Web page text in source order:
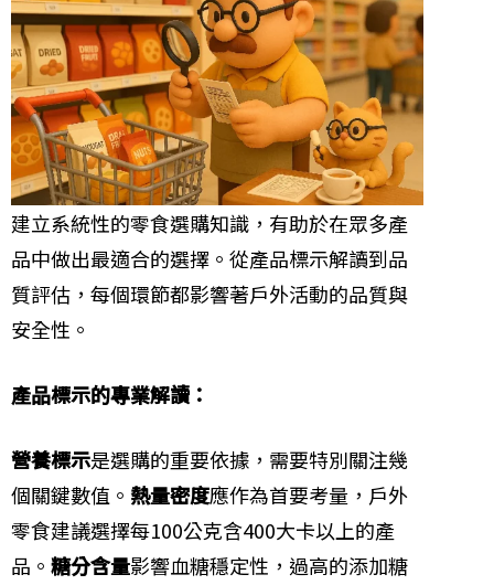
建立系統性的零食選購知識，有助於在眾多產
品中做出最適合的選擇。從產品標示解讀到品
質評估，每個環節都影響著戶外活動的品質與
安全性。
產品標示的專業解讀：
營養標示是選購的重要依據，需要特別關注幾
個關鍵數值。 熱量密度應作為首要考量，戶外
零食建議選擇每100公克含400大卡以上的產
品。 糖分含量影響血糖穩定性，過高的添加糖